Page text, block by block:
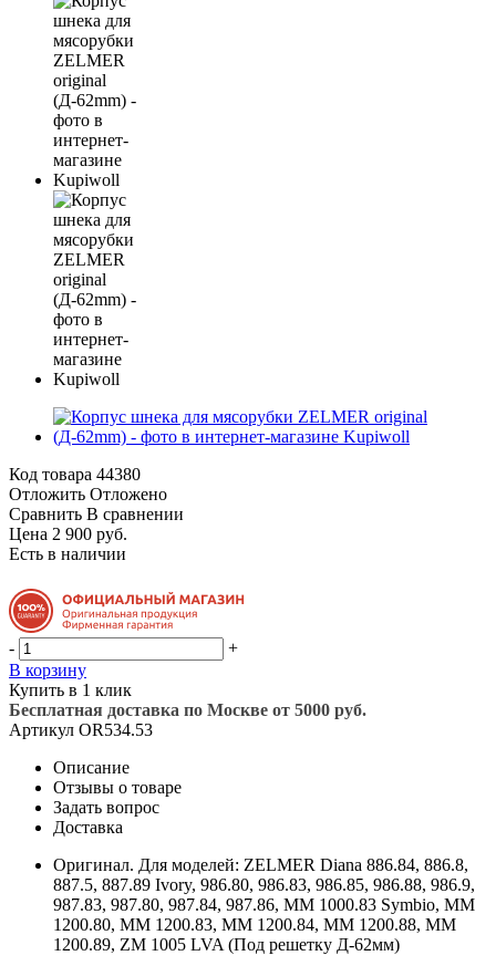
Код товара 44380
Отложить Отложено
Сравнить В сравнении
Цена 2 900 руб.
Есть в наличии
-
+
В корзину
Купить в 1 клик
Бесплатная доставка по Москве от 5000 руб.
Артикул OR534.53
Описание
Отзывы о товаре
Задать вопрос
Доставка
Оригинал. Для моделей: ZELMER Diana 886.84, 886.8,
887.5, 887.89 Ivory, 986.80, 986.83, 986.85, 986.88, 986.9,
987.83, 987.80, 987.84, 987.86, MM 1000.83 Symbio, MM
1200.80, MM 1200.83, MM 1200.84, MM 1200.88, MM
1200.89, ZM 1005 LVA (Под решетку Д-62мм)